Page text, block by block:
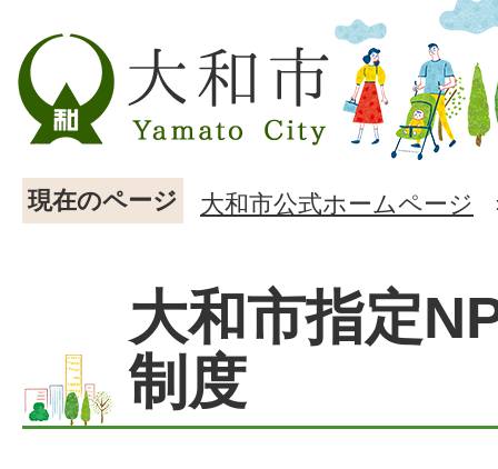
現在のページ 大和市公式ホームページ
大和市指定
制度